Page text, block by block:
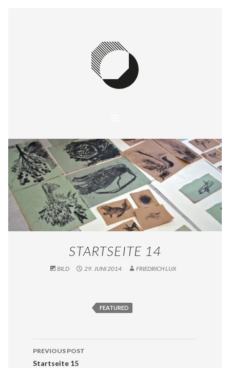
SKIP TO CONTENT
STARTSEITE 14
BILD 29. JUNI 2014 FRIEDRICH LUX
FEATURED
POST NAVIGATION
PREVIOUS POST
Startseite 15